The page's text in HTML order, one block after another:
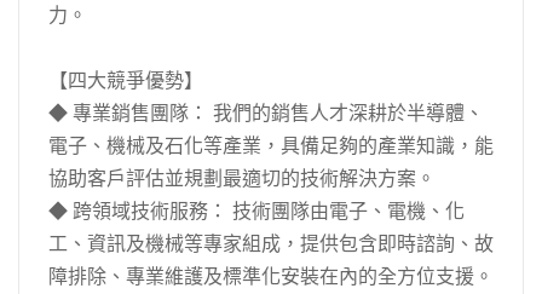
力。
【四大競爭優勢】
◆ 專業銷售團隊： 我們的銷售人才深耕於半導體、
電子、機械及石化等產業，具備足夠的產業知識，能
協助客戶評估並規劃最適切的技術解決方案。
◆ 跨領域技術服務： 技術團隊由電子、電機、化
工、資訊及機械等專家組成，提供包含即時諮詢、故
障排除、專業維護及標準化安裝在內的全方位支援。